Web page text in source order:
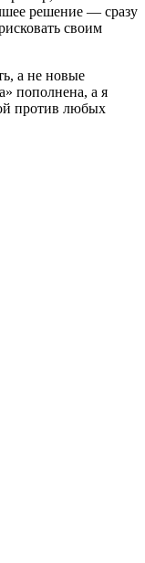
решение — сразу
своим
а не новые
пополнена, а я
против любых